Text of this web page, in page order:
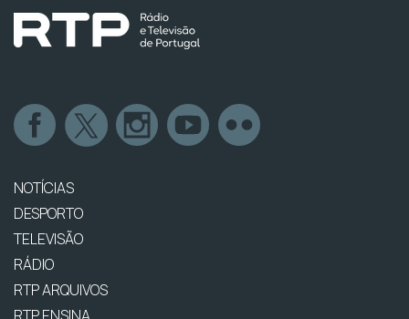
NOTÍCIAS
DESPORTO
TELEVISÃO
RÁDIO
RTP ARQUIVOS